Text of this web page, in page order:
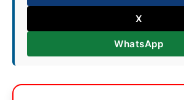
X
WhatsApp